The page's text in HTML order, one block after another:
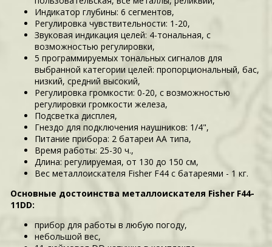
Индикатор глубины: 6 сегментов,
Регулировка чувствительности: 1-20,
Звуковая индикация целей: 4-тональная, с
возможностью регулировки,
5 программируемых тональных сигналов для
выбранной категории целей: пропорциональный, бас,
низкий, средний высокий,
Регулировка громкости: 0-20, с возможностью
регулировки громкости железа,
Подсветка дисплея,
Гнездо для подключения наушников: 1/4",
Питание прибора: 2 батареи АА типа,
Время работы: 25-30 ч.,
Длина: регулируемая, от 130 до 150 см,
Вес металлоискателя Fisher F44 с батареями - 1 кг.
Основные достоинства металлоискателя Fisher F44-
11DD:
прибор для работы в любую погоду,
небольшой вес,